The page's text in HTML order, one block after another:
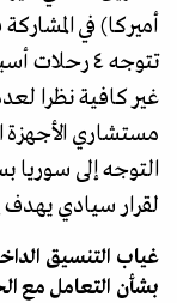
أميركا) في
تتوجه ٤
غير كافية نظرا
مستشاري الأجهزة
التوجه إلى سوريا
لقرار سيادي يهدف
غياب التنسيق
بشأن التعامل مع